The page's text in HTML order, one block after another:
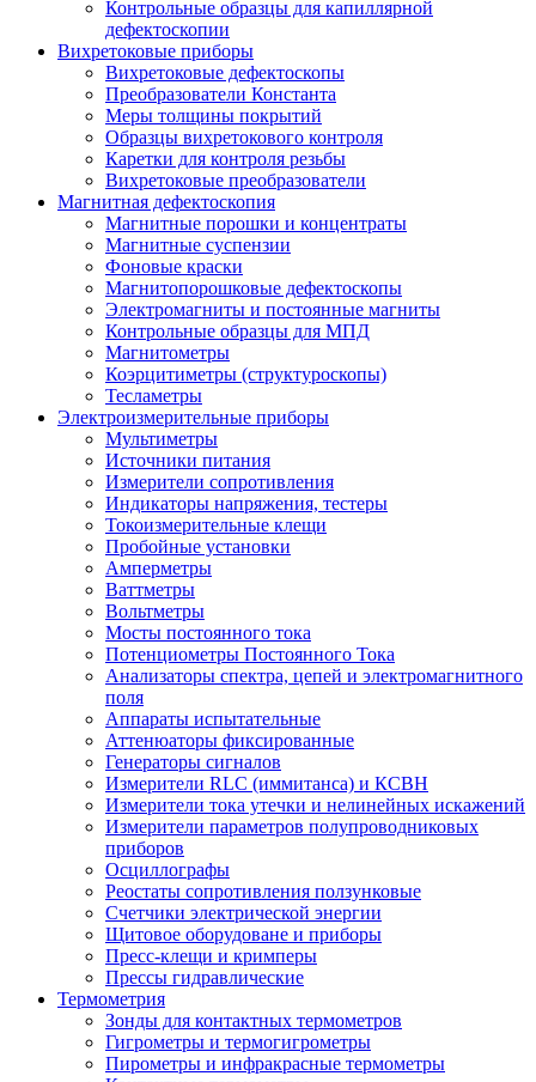
Контрольные образцы для капиллярной
дефектоскопии
Вихретоковые приборы
Вихретоковые дефектоскопы
Преобразователи Константа
Меры толщины покрытий
Образцы вихретокового контроля
Каретки для контроля резьбы
Вихретоковые преобразователи
Магнитная дефектоскопия
Магнитные порошки и концентраты
Магнитные суспензии
Фоновые краски
Магнитопорошковые дефектоскопы
Электромагниты и постоянные магниты
Контрольные образцы для МПД
Магнитометры
Коэрцитиметры (структуроскопы)
Тесламетры
Электроизмерительные приборы
Мультиметры
Источники питания
Измерители сопротивления
Индикаторы напряжения, тестеры
Токоизмерительные клещи
Пробойные установки
Амперметры
Ваттметры
Вольтметры
Мосты постоянного тока
Потенциометры Постоянного Тока
Анализаторы спектра, цепей и электромагнитного
поля
Аппараты испытательные
Аттенюаторы фиксированные
Генераторы сигналов
Измерители RLC (иммитанса) и КСВН
Измерители тока утечки и нелинейных искажений
Измерители параметров полупроводниковых
приборов
Осциллографы
Реостаты сопротивления ползунковые
Счетчики электрической энергии
Щитовое оборудоване и приборы
Пресс-клещи и кримперы
Прессы гидравлические
Термометрия
Зонды для контактных термометров
Гигрометры и термогигрометры
Пирометры и инфракрасные термометры